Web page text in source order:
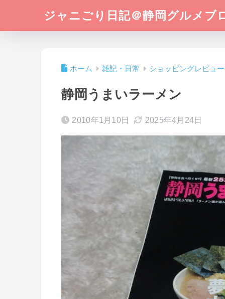
ジャニごり日記＠静岡グルメブ
ホーム 雑記・日常 ショッピングレビュー
静岡うまいラーメン
2010年1月10日 2025年4月24日